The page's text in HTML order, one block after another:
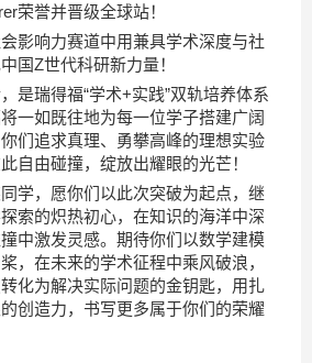
荣誉并晋级全球站！
影响力赛道中用兼具学术深度与社
国Z世代科研新力量！
是瑞得福“学术+实践”双轨培养体系
一如既往地为每一位学子搭建广阔
们追求真理、勇攀高峰的理想实验
自由碰撞，绽放出耀眼的光芒！
学，愿你们以此次突破为起点，继
索的炽热初心，在知识的海洋中深
中激发灵感。期待你们以数学建模
，在未来的学术征程中乘风破浪，
化为解决实际问题的金钥匙，用扎
创造力，书写更多属于你们的荣耀